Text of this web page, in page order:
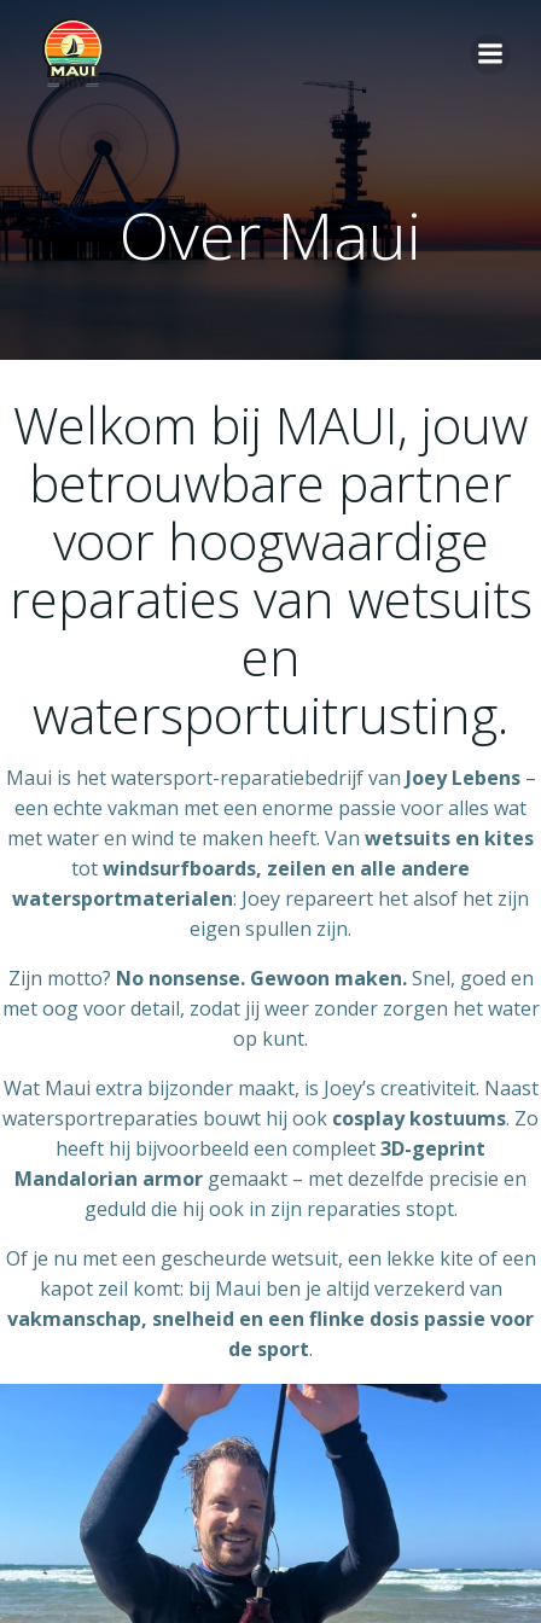
Over Maui
Welkom bij MAUI, jouw
betrouwbare partner
voor hoogwaardige
reparaties van wetsuits
en
watersportuitrusting.
Maui is het watersport-reparatiebedrijf van Joey Lebens–
een echte vakman met een enorme passie voor alles wat
met water en wind te maken heeft. Van wetsuits en kites
totwindsurfboards, zeilen en alle andere
watersportmaterialen: Joey repareert het alsof het zijn
eigen spullen zijn.
Zijn motto? No nonsense. Gewoon maken.Snel, goed en
met oog voor detail, zodat jij weer zonder zorgen het water
op kunt.
Wat Maui extra bijzonder maakt, is Joey’s creativiteit. Naast
watersportreparaties bouwt hij ook cosplay kostuums. Zo
heeft hij bijvoorbeeld een compleet3D-geprint
Mandalorian armor gemaakt – met dezelfde precisie en
geduld die hij ook in zijn reparaties stopt.
Of je nu met een gescheurde wetsuit, een lekke kite of een
kapot zeil komt: bij Maui ben je altijd verzekerd van
vakmanschap, snelheid en een flinke dosis passie voor
de sport.